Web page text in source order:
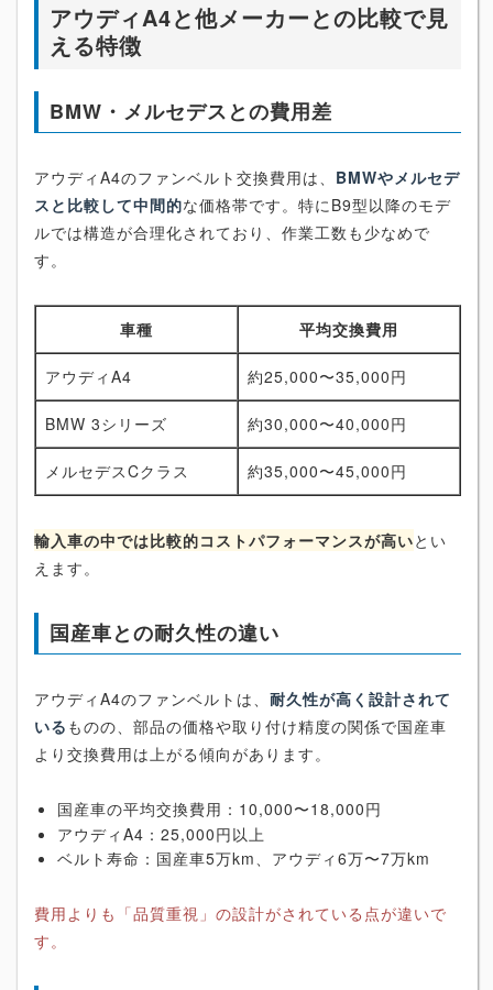
アウディA4と他メーカーとの比較で見
える特徴
BMW・メルセデスとの費用差
アウディA4のファンベルト交換費用は、 BMWやメルセデ
スと比較して中間的な価格帯です。特にB9型以降のモデ
ルでは構造が合理化されており、作業工数も少なめで
す。
車種 平均交換費用
アウディA4 約25,000〜35,000円
BMW 3シリーズ 約30,000〜40,000円
メルセデスCクラス 約35,000〜45,000円
輸入車の中では比較的コストパフォーマンスが高いとい
えます。
国産車との耐久性の違い
アウディA4のファンベルトは、 耐久性が高く設計されて
いる ものの、部品の価格や取り付け精度の関係で国産車
より交換費用は上がる傾向があります。
国産車の平均交換費用：10,000〜18,000円
アウディA4：25,000円以上
ベルト寿命：国産車5万km、アウディ6万〜7万km
費用よりも「品質重視」の設計がされている点が違いで
す。